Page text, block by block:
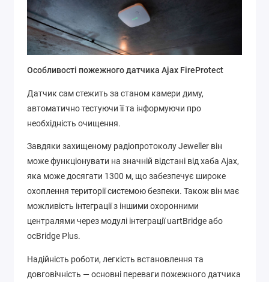
Особливості пожежного датчика Ajax FireProtect
Датчик сам стежить за станом камери диму,
автоматично тестуючи її та інформуючи про
необхідність очищення.
Завдяки захищеному радіопротоколу Jeweller він
може функціонувати на значній відстані від хаба Ajax,
яка може досягати 1300 м, що забезпечує широке
охоплення території системою безпеки. Також він має
можливість інтеграції з іншими охоронними
централями через модулі інтеграції uartBridge або
ocBridge Plus.
Надійність роботи, легкість встановлення та
довговічність — основні переваги пожежного датчика